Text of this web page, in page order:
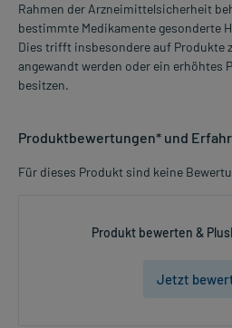
Rahmen der Arzneimittelsicherheit
bestimmte Medikamente gesonderte
Dies trifft insbesondere auf Produkte
angewandt werden oder ein erhöhtes
besitzen.
Produktbewertungen* und
Für dieses Produkt sind keine
Produkt bewerten &
Jetzt